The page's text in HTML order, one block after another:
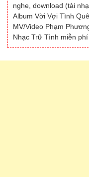
nghe, download (tải
Album Vời Vợi Tình
MV/Video Phạm
Nhạc Trữ Tình miễn